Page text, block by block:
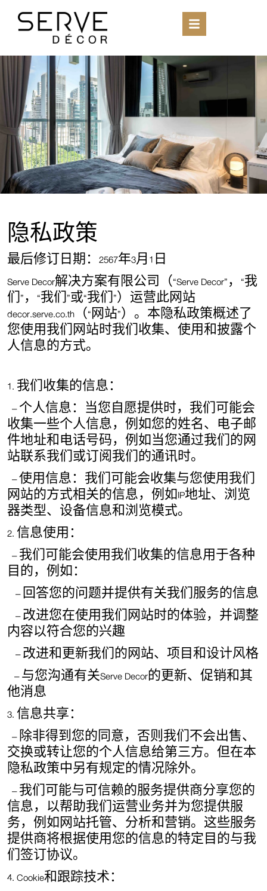
隐私政策
最后修订日期： 2567年3月1 日
Serve Decor解决方案有限公司（“Serve Decor”， “我
们”， “我们”或“我们”）运营此网站
decor.serve.co.th （“网站”）。本隐私政策概述了
您使用我们网站时我们收集、使用和披露个
人信息的方式。
1. 我们收集的信息：
–个人信息：当您自愿提供时，我们可能会
收集一些个人信息，例如您的姓名、电子邮
件地址和电话号码，例如当您通过我们的网
站联系我们或订阅我们的通讯时。
–使用信息：我们可能会收集与您使用我们
网站的方式相关的信息，例如IP地址、浏览
器类型、设备信息和浏览模式。
2.信息使用：
–我们可能会使用我们收集的信息用于各种
目的，例如：
– 回答您的问题并提供有关我们服务的信息
–改进您在使用我们网站时的体验，并调整
内容以符合您的兴趣
–改进和更新我们的网站、项目和设计风格
–与您沟通有关Serve Decor的更新、促销和其
他消息
3.信息共享：
– 除非得到您的同意，否则我们不会出售、
交换或转让您的个人信息给第三方。但在本
隐私政策中另有规定的情况除外。
–我们可能与可信赖的服务提供商分享您的
信息，以帮助我们运营业务并为您提供服
务，例如网站托管、分析和营销。这些服务
提供商将根据使用您的信息的特定目的与我
们签订协议。
4. Cookie和跟踪技术：